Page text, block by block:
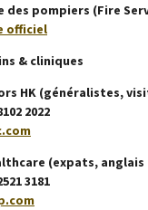
des pompiers (Fire
officiel
& cliniques
HK (généralistes,
2022
(expats, anglais
3181